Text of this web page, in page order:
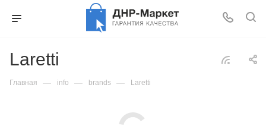
Laretti
Главная — info — brands — Laretti